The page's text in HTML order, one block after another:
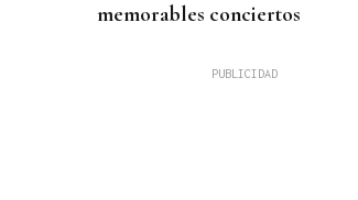
memorables conciertos